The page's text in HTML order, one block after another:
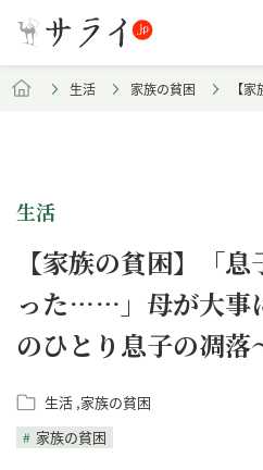
生活 家族の貧困 【
生活
【家族の貧困】「
った……」母が大事
のひとり息子の凋落
生活 家族の貧困
家族の貧困